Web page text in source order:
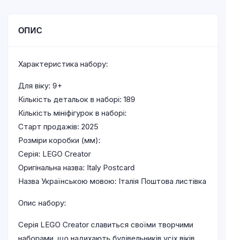
ОПИС
Характеристика набору:
Для віку: 9+
Кількість детальок в наборі: 189
Кількість мініфігурок в наборі:
Старт продажів: 2025
Розміри коробки (мм):
Серія: LEGO Creator
Оригінальна назва: Italy Postcard
Назва Українською мовою: Італія Поштова листівка
Опис набору:
Серія LEGO Creator славиться своїми творчими